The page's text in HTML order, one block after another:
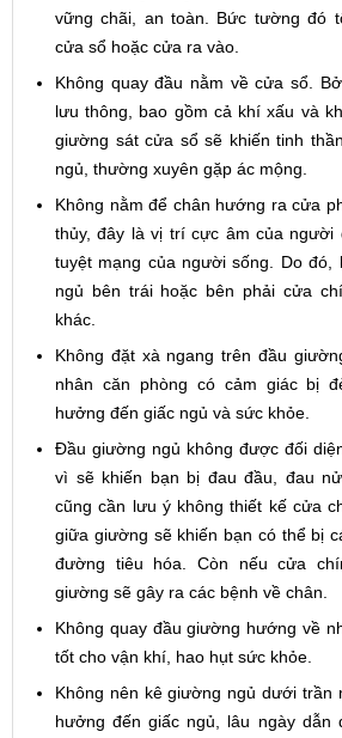
vững chãi, an toàn. Bức tường đó
cửa sổ hoặc cửa ra vào.
Không quay đầu nằm về cửa sổ.
lưu thông, bao gồm cả khí xấu và
giường sát cửa sổ sẽ khiến tinh
ngủ, thường xuyên gặp ác mộng.
Không nằm để chân hướng ra cửa
thủy, đây là vị trí cực âm của
tuyệt mạng của người sống. Do đó,
ngủ bên trái hoặc bên phải cửa
khác.
Không đặt xà ngang trên đầu
nhân căn phòng có cảm giác bị
hưởng đến giấc ngủ và sức khỏe.
Đầu giường ngủ không được đối
vì sẽ khiến bạn bị đau đầu, đau
cũng cần lưu ý không thiết kế cửa
giữa giường sẽ khiến bạn có thể bị
đường tiêu hóa. Còn nếu cửa
giường sẽ gây ra các bệnh về chân.
Không quay đầu giường hướng về
tốt cho vận khí, hao hụt sức khỏe.
Không nên kê giường ngủ dưới trần
hưởng đến giấc ngủ, lâu ngày dẫn